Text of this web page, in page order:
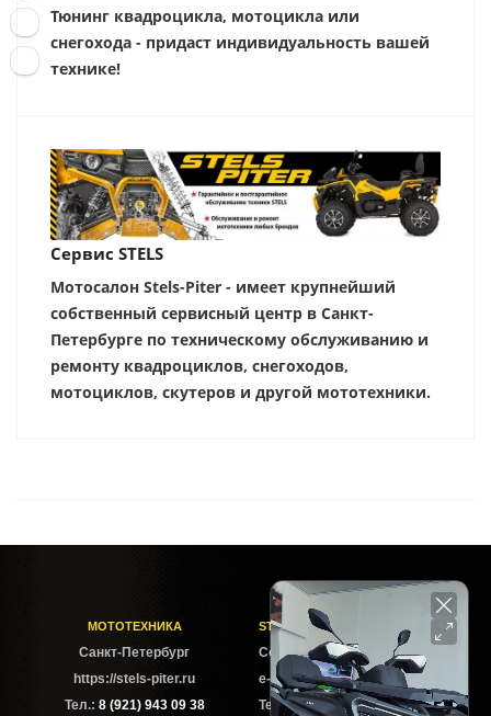
Тюнинг квадроцикла, мотоцикла или
снегохода - придаст индивидуальность вашей
технике!
Сервис STELS
Мотосалон Stels-Piter - имеет крупнейший
собственный сервисный центр в Санкт-
Петербурге по техническому обслуживанию и
ремонту квадроциклов, снегоходов,
мотоциклов, скутеров и другой мототехники.
МОТОТЕХНИКА
Cанкт-Петербург
https://stels-piter.ru
Тел.: 8 (921) 943 09 38
STELS-PITER СОФИЙСКАЯ
Софийская ул. 6Б
e-mail: sales@stels-piter.ru
Тел.:8 (921) 943 09 38